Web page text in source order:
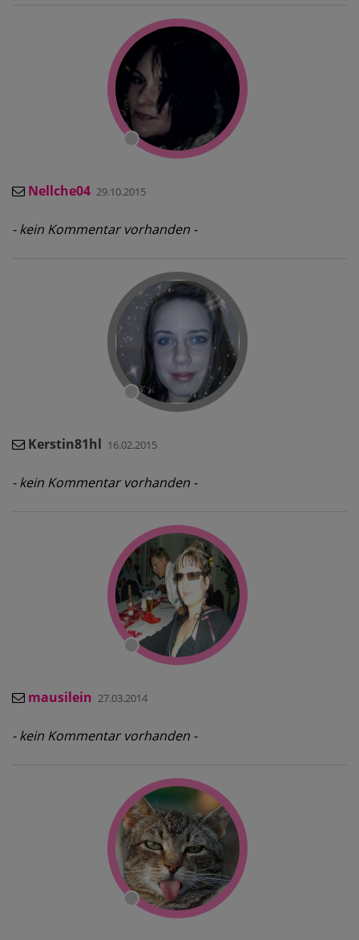
Nellche04 29.10.2015
- kein Kommentar vorhanden -
Kerstin81hl 16.02.2015
- kein Kommentar vorhanden -
mausilein 27.03.2014
- kein Kommentar vorhanden -